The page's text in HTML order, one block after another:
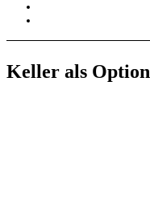
Keller als Option